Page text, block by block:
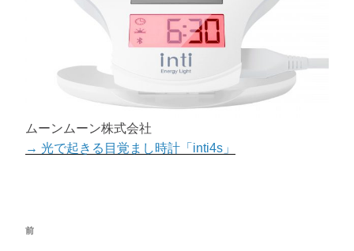
ムーンムーン株式会社
→ 光で起きる目覚まし時計「inti4s」
前
前